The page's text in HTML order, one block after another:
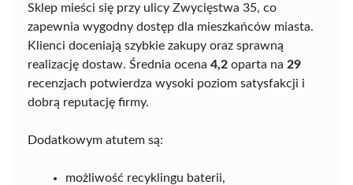
Sklep mieści się przy ulicy Zwycięstwa 35, co
zapewnia wygodny dostęp dla mieszkańców miasta.
Klienci doceniają szybkie zakupy oraz sprawną
realizację dostaw. Średnia ocena 4,2 oparta na 29
recenzjach potwierdza wysoki poziom satysfakcji i
dobrą reputację firmy.
Dodatkowym atutem są:
możliwość recyklingu baterii,